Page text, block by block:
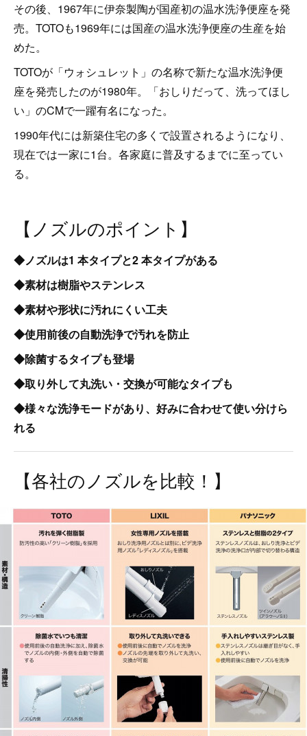
その後、1967年に伊奈製陶が国産初の温水洗浄便座を発
売。TOTOも1969年には国産の温水洗浄便座の生産を始
めた。
TOTOが「ウォシュレット」の名称で新たな温水洗浄便
座を発売したのが1980年。「おしりだって、洗ってほし
い」のCMで一躍有名になった。
1990年代には新築住宅の多くで設置されるようになり、
現在では一家に1台。各家庭に普及するまでに至ってい
る。
【ノズルのポイント】
◆ノズルは1 本タイプと2 本タイプがある
◆素材は樹脂やステンレス
◆素材や形状に汚れにくい工夫
◆使用前後の自動洗浄で汚れを防止
◆除菌するタイプも登場
◆取り外して丸洗い・交換が可能なタイプも
◆様々な洗浄モードがあり、好みに合わせて使い分けら
れる
【各社のノズルを比較！】